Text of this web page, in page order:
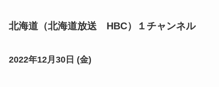
北海道（北海道放送 HBC）１チャンネル
2022年12月30日 (金)